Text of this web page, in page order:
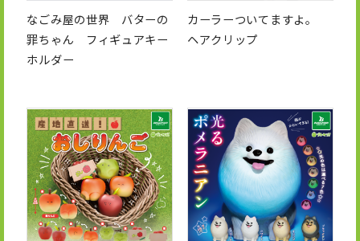
なごみ屋の世界 バターの
罪ちゃん フィギュアキー
ホルダー
カーラーついてますよ。
ヘアクリップ